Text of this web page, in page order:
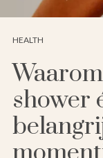
HEALTH
shower